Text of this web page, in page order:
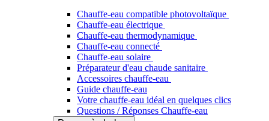
Chauffe-eau compatible photovoltaïque
Chauffe-eau électrique
Chauffe-eau thermodynamique
Chauffe-eau connecté
Chauffe-eau solaire
Préparateur d'eau chaude sanitaire
Accessoires chauffe-eau
Guide chauffe-eau
Votre chauffe-eau idéal en quelques clics
Questions / Réponses Chauffe-eau